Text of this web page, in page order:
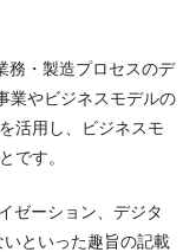
務・製造プロセスのデ
業やビジネスモデルの
活用し、ビジネスモ
です。
ゼーション、デジタ
といった趣旨の記載